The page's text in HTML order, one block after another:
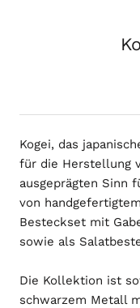
Kogei, das
für die Herstellung
ausgeprägten Sinn
von
Besteckset mit
sowie als
Die Kollektion ist
schwarzem Metall